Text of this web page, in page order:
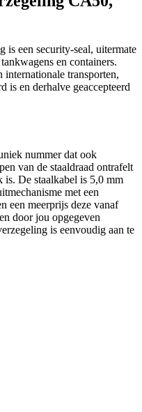
een security-seal, uitermate
en containers.
internationale transporten,
is en derhalve geaccepteerd
nummer dat ook
van de staaldraad ontrafelt
De staalkabel is 5,0 mm
met een
een meerprijs deze vanaf
door jou opgegeven
is eenvoudig aan te